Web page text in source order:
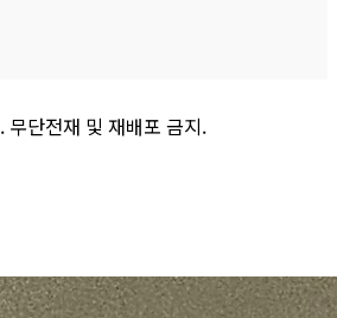
. 무단전재 및 재배포 금지.